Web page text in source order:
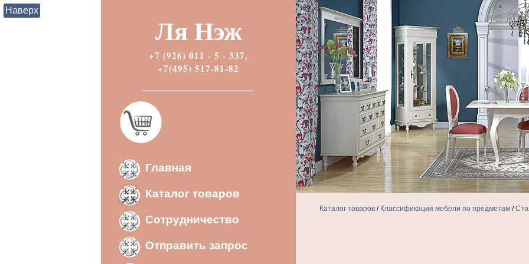
Ля Нэж
+7 (926) 011 - 5 - 337,
+7(495) 517-81-82
Главная
Каталог товаров
Сотрудничество
Отправить запрос
Каталог товаров / Классификация мебели по предметам /
Наверх